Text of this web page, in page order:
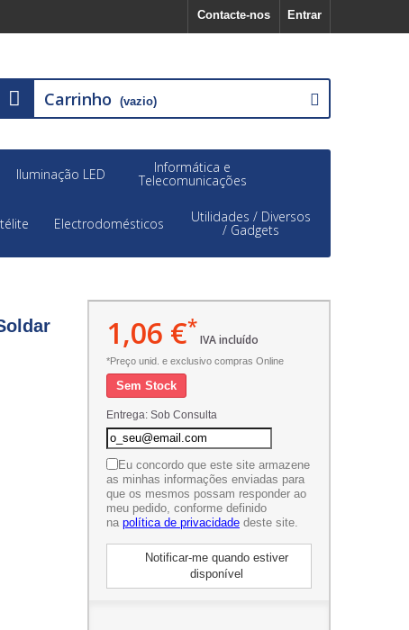
Entrar
Contacte-nos
Carrinho (vazio)
Iluminação LED Informática e
Telecomunicações
Electrodomésticos Utilidades / Diversos
/ Gadgets
1,06 €*
IVA incluído
*Preço unid. e exclusivo compras Online
Sem Stock
Entrega: Sob Consulta
Eu concordo que este site armazene
as minhas informações enviadas para
que os mesmos possam responder ao
meu pedido, conforme definido
na política de privacidadedeste site.
Notificar-me quando estiver
disponível